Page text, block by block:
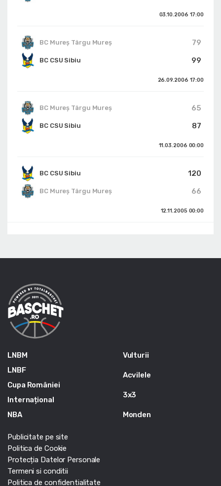
03.10.2006 17:00
BC Mureș Târgu Mureș
79
99
BC CSU Sibiu
26.09.2006 17:00
BC Mureș Târgu Mureș
65
87
BC CSU Sibiu
11.03.2006 00:00
BC CSU Sibiu
120
66
BC Mureș Târgu Mureș
12.11.2005 00:00
LNBM
LNBF
Cupa României
Internațional
NBA
Vulturii
Acvilele
3x3
Monden
Publicitate pe site
Politica de Cookie
Protecția Datelor Personale
Termeni si conditii
Politica de confidentialitate